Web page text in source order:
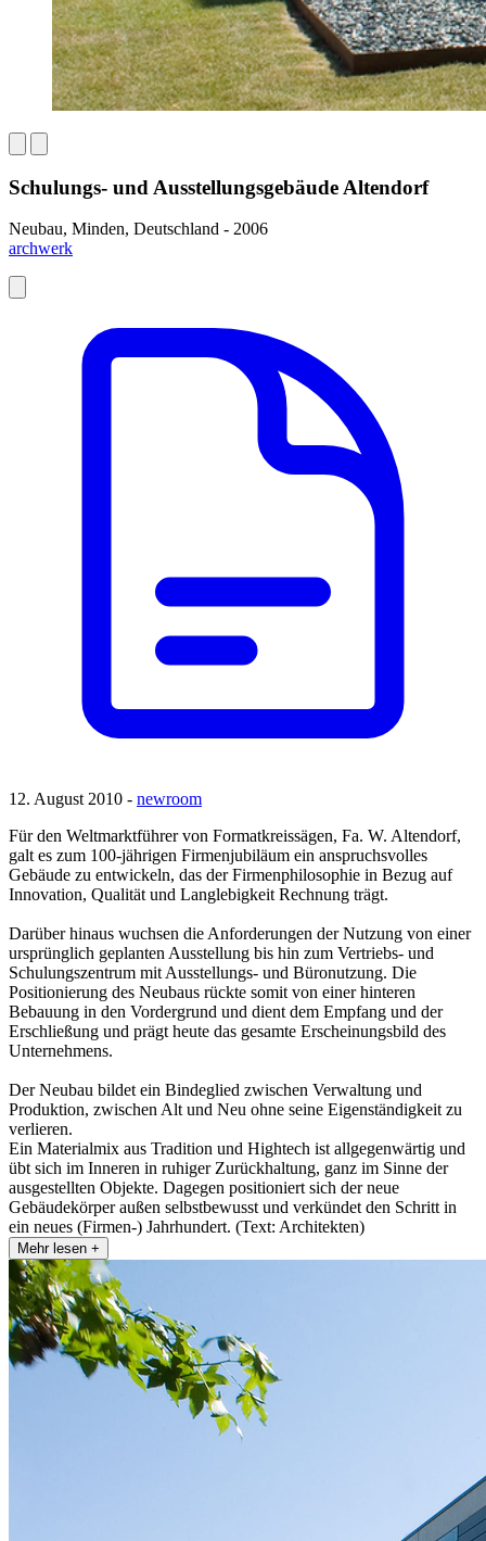
Schulungs- und Ausstellungsgebäude Altendorf
Neubau, Minden, Deutschland - 2006
archwerk
12. August 2010 - newroom
Für den Weltmarktführer von Formatkreissägen, Fa. W. Altendorf,
galt es zum 100-jährigen Firmenjubiläum ein anspruchsvolles
Gebäude zu entwickeln, das der Firmenphilosophie in Bezug auf
Innovation, Qualität und Langlebigkeit Rechnung trägt.
Darüber hinaus wuchsen die Anforderungen der Nutzung von einer
ursprünglich geplanten Ausstellung bis hin zum Vertriebs- und
Schulungszentrum mit Ausstellungs- und Büronutzung. Die
Positionierung des Neubaus rückte somit von einer hinteren
Bebauung in den Vordergrund und dient dem Empfang und der
Erschließung und prägt heute das gesamte Erscheinungsbild des
Unternehmens.
Der Neubau bildet ein Bindeglied zwischen Verwaltung und
Produktion, zwischen Alt und Neu ohne seine Eigenständigkeit zu
verlieren.
Ein Materialmix aus Tradition und Hightech ist allgegenwärtig und
übt sich im Inneren in ruhiger Zurückhaltung, ganz im Sinne der
ausgestellten Objekte. Dagegen positioniert sich der neue
Gebäudekörper außen selbstbewusst und verkündet den Schritt in
ein neues (Firmen-) Jahrhundert. (Text: Architekten)
Mehr lesen +